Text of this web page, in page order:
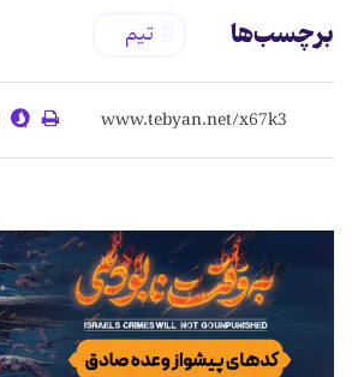
برچسب‌ها تیم‌